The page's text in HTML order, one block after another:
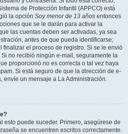
de Protección Infantil (APPCO) está
la opción Soy menor de 13 años entonces
que se le darán para activar la
las cuentas deben ser activadas, ya sea
antes de que pueda identificarse;
finalizar el proceso de registro. Si se le envió
no recibió ningún e-mail, seguramente la
proporcionó no es correcta o tal vez haya
Si está seguro de que la dirección de e-
envíe un mensaje a La Administración.
esto puede suceder. Primero, asegúrese de
se encuentren escritos correctamente.